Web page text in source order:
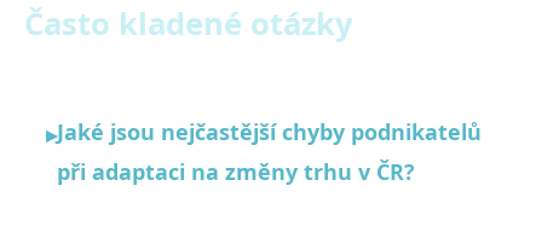
Často kladené otázky
▸Jaké jsou nejčastější chyby podnikatelů
při adaptaci na změny trhu v ČR?